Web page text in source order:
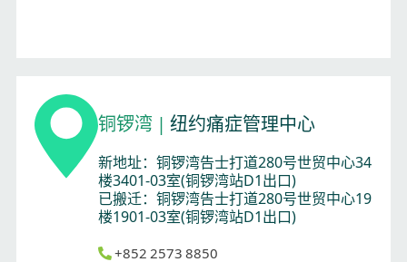
铜锣湾 | 纽约痛症管理中心
新地址：铜锣湾告士打道280号世贸中心34
楼3401-03室(铜锣湾站D1出口)
已搬迁：铜锣湾告士打道280号世贸中心19
楼1901-03室(铜锣湾站D1出口)
+852 2573 8850